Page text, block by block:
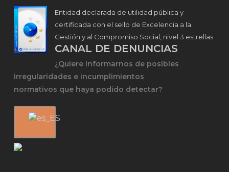
Entidad declarada de utilidad pública y
certificada con el sello de Excelencia a la
Gestión y al Compromiso Social, nivel 3 estrellas.
CANAL DE DENUNCIAS
¿Quiere informarnos de posibles
irregularidades e incumplimientos
normativos que haya podido detectar?